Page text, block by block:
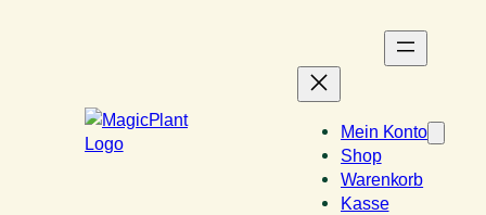
Mein Konto
Shop
Warenkorb
Kasse